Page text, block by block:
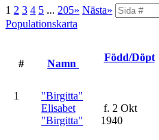
1 2 3 4 5 ... 205» Nästa»
Populationskarta
# Namn
Född/Döpt
1
"Birgitta"
Elisabet
"Birgitta"
f. 2 Okt
1940